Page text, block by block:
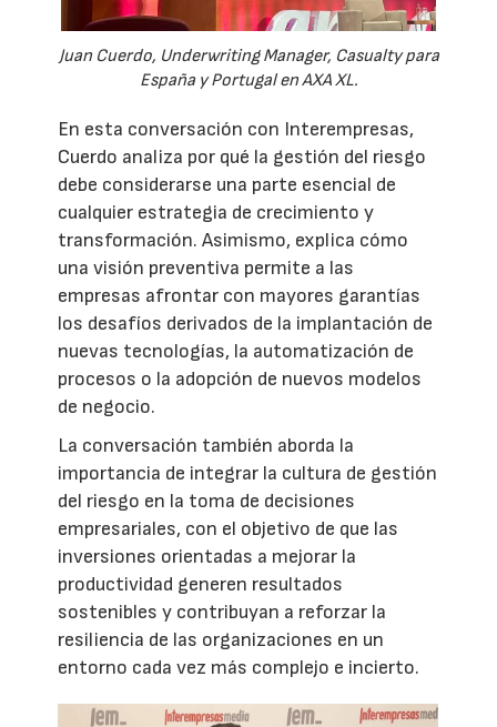
Juan Cuerdo, Underwriting Manager, Casualty para
España y Portugal en AXA XL.
En esta conversación con Interempresas,
Cuerdo analiza por qué la gestión del riesgo
debe considerarse una parte esencial de
cualquier estrategia de crecimiento y
transformación. Asimismo, explica cómo
una visión preventiva permite a las
empresas afrontar con mayores garantías
los desafíos derivados de la implantación de
nuevas tecnologías, la automatización de
procesos o la adopción de nuevos modelos
de negocio.
La conversación también aborda la
importancia de integrar la cultura de gestión
del riesgo en la toma de decisiones
empresariales, con el objetivo de que las
inversiones orientadas a mejorar la
productividad generen resultados
sostenibles y contribuyan a reforzar la
resiliencia de las organizaciones en un
entorno cada vez más complejo e incierto.